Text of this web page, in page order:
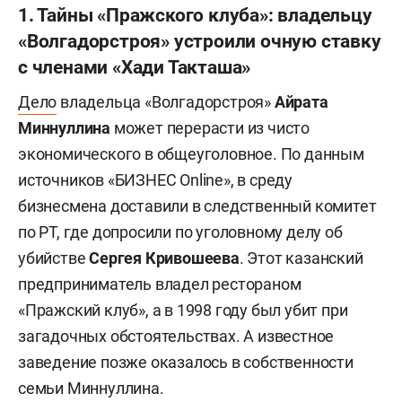
1. Тайны «Пражского клуба»: владельцу
«Волгадорстроя» устроили очную ставку
с членами «Хади Такташа»
Дело владельца «Волгадорстроя»Айрата
Миннуллина может перерасти из чисто
экономического в общеуголовное. По данным
источников «БИЗНЕС Online», в среду
бизнесмена доставили в следственный комитет
по РТ, где допросили по уголовному делу об
убийствеСергея Кривошеева. Этот казанский
предприниматель владел рестораном
«Пражский клуб», а в 1998 году был убит при
загадочных обстоятельствах. А известное
заведение позже оказалось в собственности
семьи Миннуллина.